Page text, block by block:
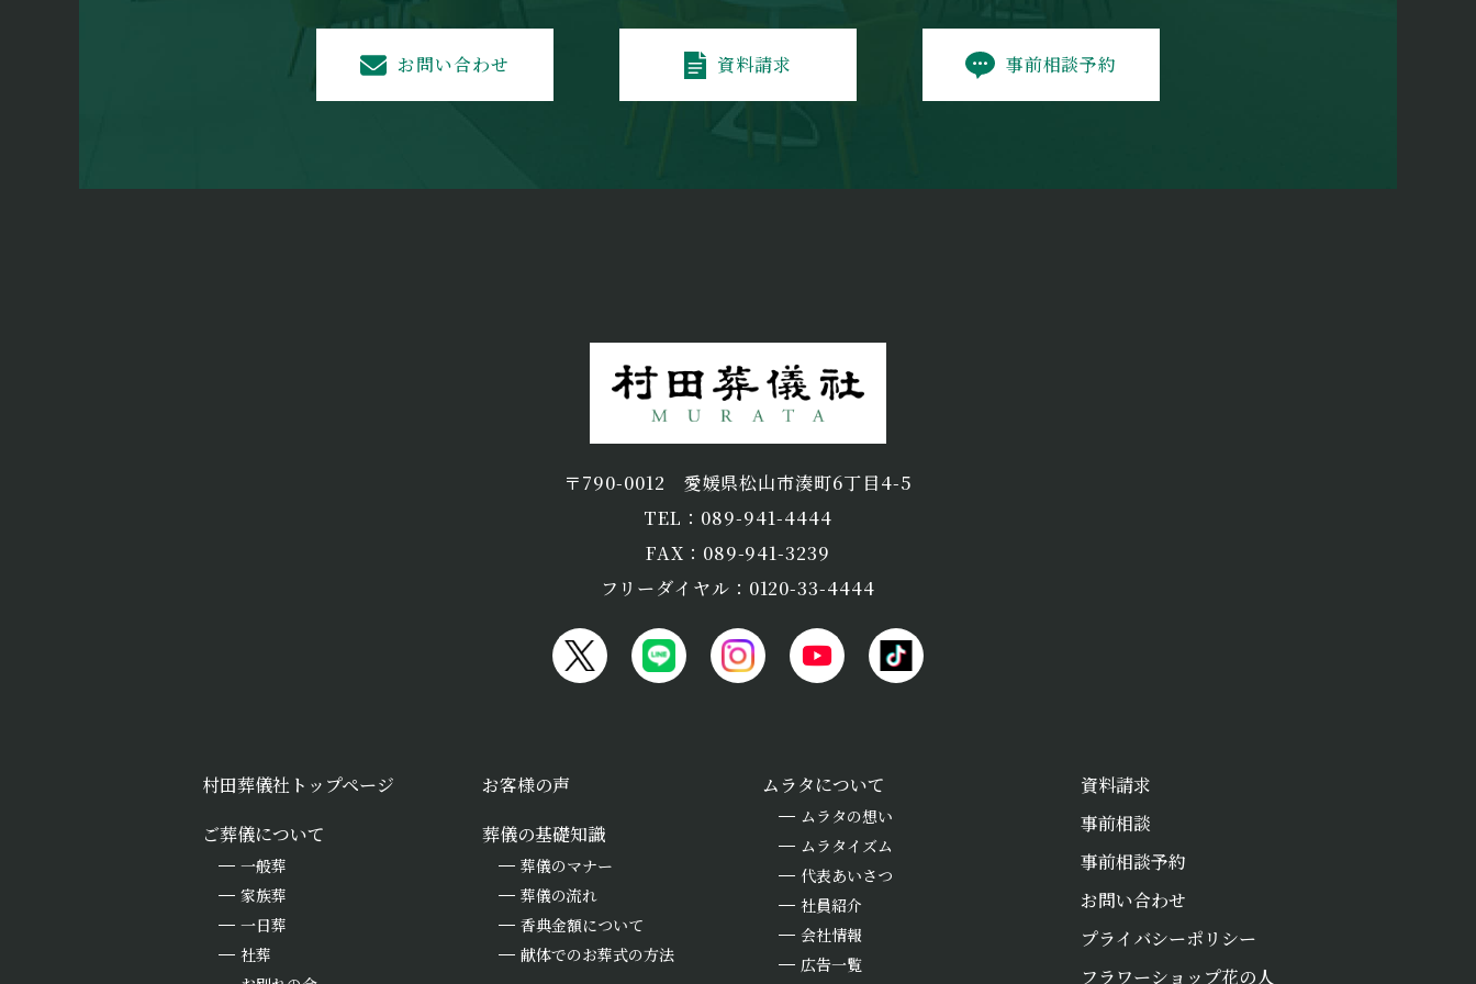
お問い合わせ 資料請求 事前相談予約
〒790-0012 愛媛県松山市湊町6丁目4-5
TEL：089-941-4444
FAX：089-941-3239
フリーダイヤル：0120-33-4444
村田葬儀社トップページ
ご葬儀について
一般葬
家族葬
一日葬
社葬
お客様の声
葬儀の基礎知識
葬儀のマナー
葬儀の流れ
香典金額について
献体でのお葬式の方法
ムラタについて
ムラタの想い
ムラタイズム
代表あいさつ
社員紹介
会社情報
広告一覧
資料請求
事前相談
事前相談予約
お問い合わせ
プライバシーポリシー
フラワーショップ花の人